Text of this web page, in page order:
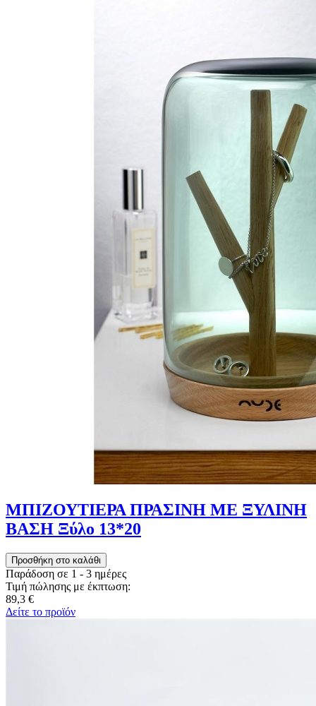
ΜΠΙΖΟΥΤΙΕΡΑ ΠΡΑΣΙΝΗ ΜΕ ΞΥΛΙΝΗ
ΒΑΣΗ Ξύλο 13*20
Παράδοση σε 1 - 3 ημέρες
Τιμή πώλησης με έκπτωση:
89,3 €
Δείτε το προϊόν